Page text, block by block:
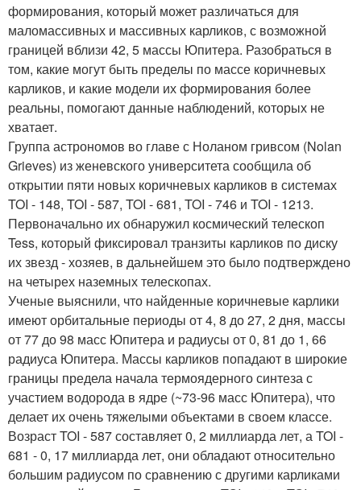
формирования, который может различаться для
маломассивных и массивных карликов, с возможной
границей вблизи 42, 5 массы Юпитера. Разобраться в
том, какие могут быть пределы по массе коричневых
карликов, и какие модели их формирования более
реальны, помогают данные наблюдений, которых не
хватает.
Группа астрономов во главе с Ноланом гривсом (Nolan
Grieves) из женевского университета сообщила об
открытии пяти новых коричневых карликов в системах
TOI - 148, TOI - 587, TOI - 681, TOI - 746 и TOI - 1213.
Первоначально их обнаружил космический телескоп
Tess, который фиксировал транзиты карликов по диску
их звезд - хозяев, в дальнейшем это было подтверждено
на четырех наземных телескопах.
Ученые выяснили, что найденные коричневые карлики
имеют орбитальные периоды от 4, 8 до 27, 2 дня, массы
от 77 до 98 масс Юпитера и радиусы от 0, 81 до 1, 66
радиуса Юпитера. Массы карликов попадают в широкие
границы предела начала термоядерного синтеза с
участием водорода в ядре (~73-96 масс Юпитера), что
делает их очень тяжелыми объектами в своем классе.
Возраст TOI - 587 составляет 0, 2 миллиарда лет, а TOI -
681 - 0, 17 миллиарда лет, они обладают относительно
большим радиусом по сравнению с другими карликами